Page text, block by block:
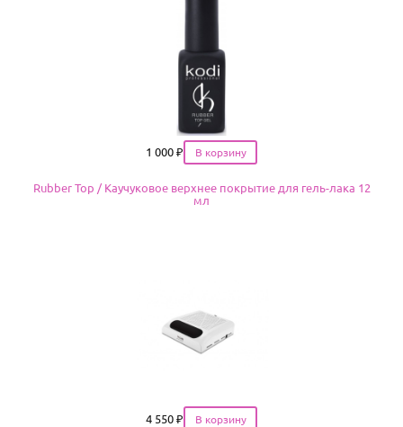
Цена
1 000 ₽
Rubber Top / Каучуковoе верхнее покрытие для гель-лака 12
мл
Цена
4 550 ₽